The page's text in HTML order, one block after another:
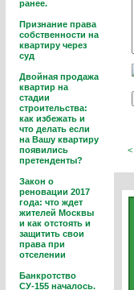
ранее.
Признание права
собственности на
квартиру через
суд
Двойная продажа
квартир на
стадии
строительства:
как избежать и
что делать если
на Вашу квартиру
появились
претенденты?
Закон о
реновации 2017
года: что ждет
жителей Москвы
и как отстоять и
защитить свои
права при
отселении
Банкротство
СУ-155 началось.
<